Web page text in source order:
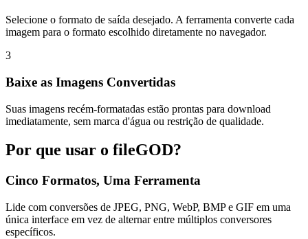
Selecione o formato de saída desejado. A ferramenta converte cada
imagem para o formato escolhido diretamente no navegador.
3
Baixe as Imagens Convertidas
Suas imagens recém-formatadas estão prontas para download
imediatamente, sem marca d'água ou restrição de qualidade.
Por que usar o fileGOD?
Cinco Formatos, Uma Ferramenta
Lide com conversões de JPEG, PNG, WebP, BMP e GIF em uma
única interface em vez de alternar entre múltiplos conversores
específicos.